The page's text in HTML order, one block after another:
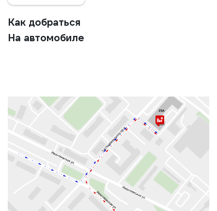
Как добраться
На автомобиле